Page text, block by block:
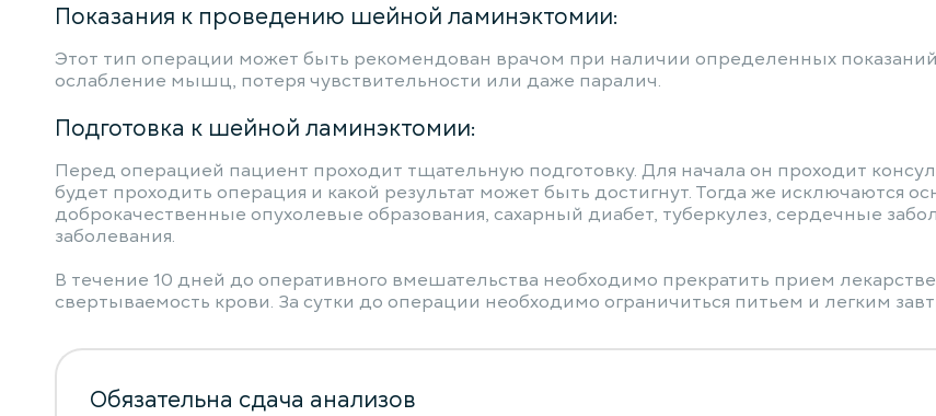
Показания к проведению шейной ламинэктомии:
Этот тип операции может быть рекомендован врачом при наличии определенных
ослабление мышц, потеря чувствительности или даже паралич.
Подготовка к шейной ламинэктомии:
Перед операцией пациент проходит тщательную подготовку. Для начала он проходит
будет проходить операция и какой результат может быть достигнут. Тогда же исключаются
доброкачественные опухолевые образования, сахарный диабет, туберкулез, сердечные
заболевания.
В течение 10 дней до оперативного вмешательства необходимо прекратить прием
свертываемость крови. За сутки до операции необходимо ограничиться питьем и легким
Обязательна сдача анализов